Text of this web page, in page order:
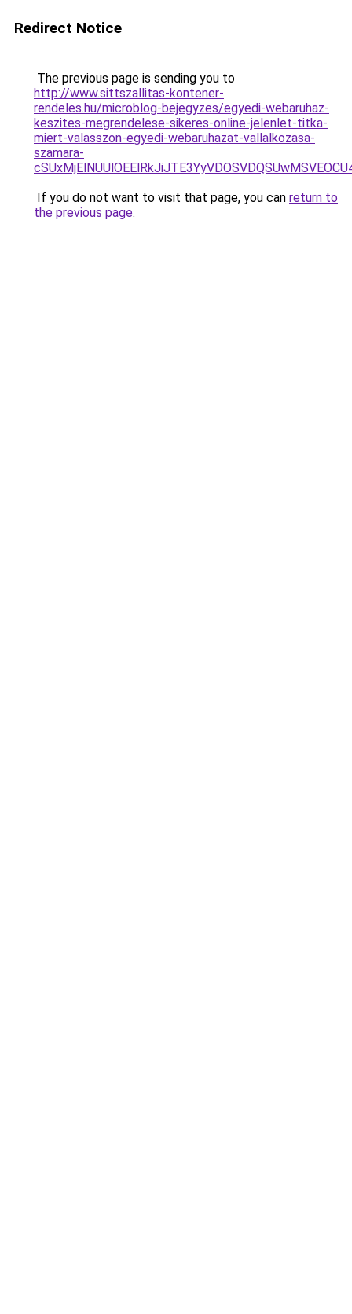
Redirect Notice
The previous page is sending you to
http://www.sittszallitas-kontener-
rendeles.hu/microblog-bejegyzes/egyedi-webaruhaz-
keszites-megrendelese-sikeres-online-jelenlet-titka-
miert-valasszon-egyedi-webaruhazat-vallalkozasa-
szamara-
If you do not want to visit that page, you can return to
the previous page.